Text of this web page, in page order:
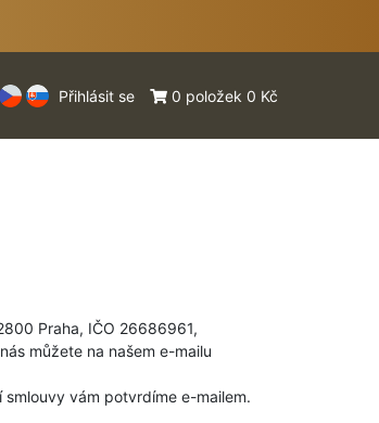
Přihlásit se 0 položek 0 Kč
Praha, IČO 26686961,
můžete na našem e-mailu
vám potvrdíme e-mailem.